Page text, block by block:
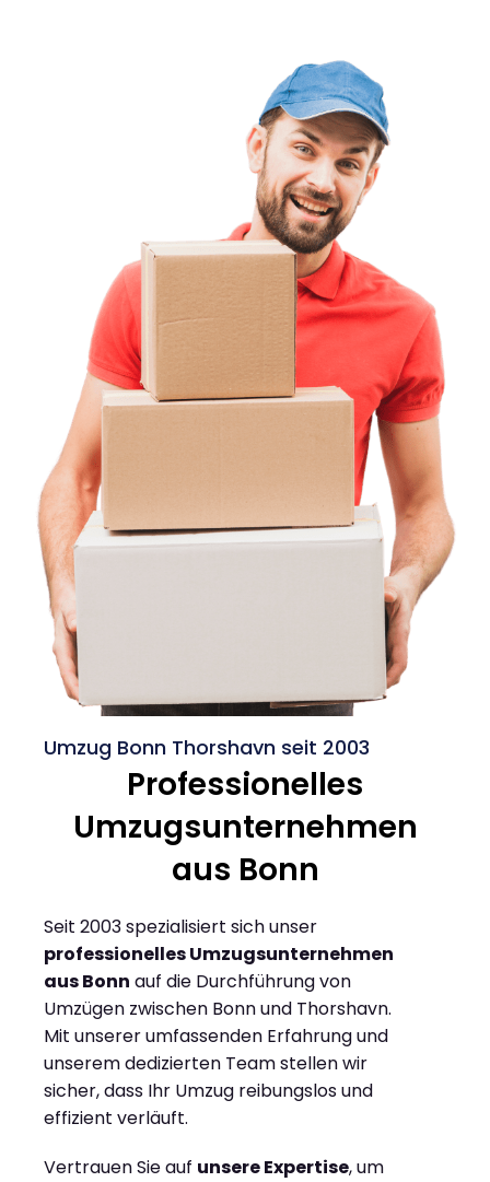
Umzug Bonn Thorshavn seit 2003
Professionelles
Umzugsunternehmen
aus Bonn
Seit 2003 spezialisiert sich unser
professionelles Umzugsunternehmen
aus Bonn auf die Durchführung von
Umzügen zwischen Bonn und Thorshavn.
Mit unserer umfassenden Erfahrung und
unserem dedizierten Team stellen wir
sicher, dass Ihr Umzug reibungslos und
effizient verläuft.
Vertrauen Sie auf unsere Expertise, um